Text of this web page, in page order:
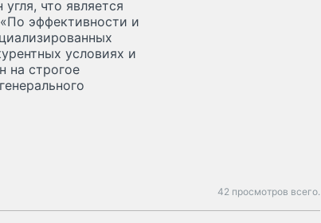
что является
эффективности и
условиях и
на строгое
42 просмотров всего.